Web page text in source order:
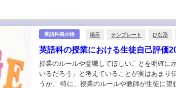
英語科掲示物 掲示 テンプレート ひな形
英語科の授業における生徒自己評価
授業のルールや意識してほしいことを明確に
いるだろう」と考えていることが実はあまり
うか。 特に、授業のルールや教師が生徒に望